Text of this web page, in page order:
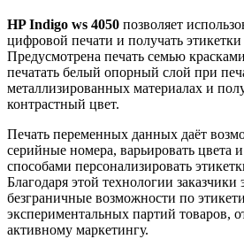
HP Indigo ws 4050 позволяет
цифровой печати и получать
Предусмотрена печать семью
печатать белый опорный слой при
металлизированных материалах и
контрастный цвет.
Печать переменных данных даёт
серийные номера, варьировать цвета
способами персонализировать
Благодаря этой технологии
безграничные возможности по
экспериментальных партий товаров,
активному маркетингу.